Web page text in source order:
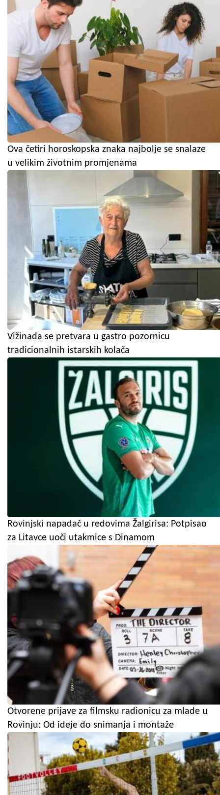
Ova četiri horoskopska znaka najbolje se snalaze
u velikim životnim promjenama
Vižinada se pretvara u gastro pozornicu
tradicionalnih istarskih kolača
Rovinjski napadač u redovima Žalgirisa: Potpisao
za Litavce uoči utakmice s Dinamom
Otvorene prijave za filmsku radionicu za mlade u
Rovinju: Od ideje do snimanja i montaže